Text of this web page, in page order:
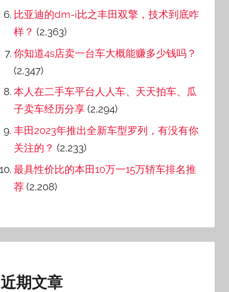
比亚迪的dm-i比之丰田双擎，技术到底咋
样？ (2,363)
你知道4s店卖一台车大概能赚多少钱吗？
(2,347)
本人在二手车平台人人车、天天拍车、瓜
子卖车经历分享 (2,294)
丰田2023年推出全新车型罗列，有没有你
关注的？ (2,233)
最具性价比的本田10万一15万轿车排名推
荐 (2,208)
近期文章